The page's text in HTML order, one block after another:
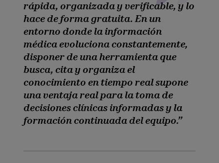
rápida, organizada y verificable, y lo
hace de forma gratuita. En un
entorno donde la información
médica evoluciona constantemente,
disponer de una herramienta que
busca, cita y organiza el
conocimiento en tiempo real supone
una ventaja real para la toma de
decisiones clínicas informadas y la
formación continuada del equipo.